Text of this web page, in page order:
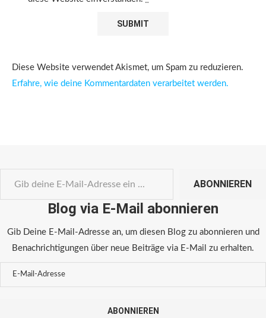
Diese Website verwendet Akismet, um Spam zu reduzieren.
Erfahre, wie deine Kommentardaten verarbeitet werden.
ABONNIEREN
Blog via E-Mail abonnieren
Gib Deine E-Mail-Adresse an, um diesen Blog zu abonnieren und
Benachrichtigungen über neue Beiträge via E-Mail zu erhalten.
ABONNIEREN